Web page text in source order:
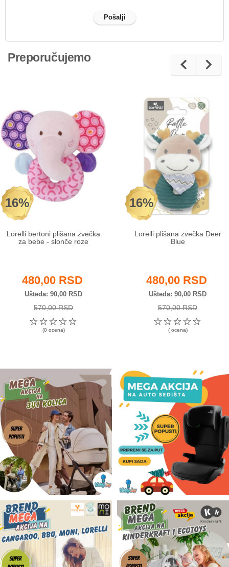
Preporučujemo
16%
Lorelli bertoni plišana zvečka
za bebe - slonče roze
480,00 RSD
Ušteda 90,00 RSD
570,00 RSD
☆
☆
☆
☆
☆
(0 ocena)
16%
Lorelli plišana zvečka Deer
Blue
480,00 RSD
Ušteda 90,00 RSD
570,00 RSD
☆
☆
☆
☆
☆
( ocena)